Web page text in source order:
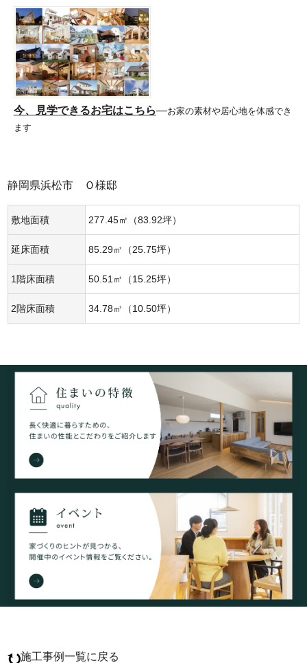
今、見学できるお宅はこちら―お家の素材や居心地を体感でき
ます
静岡県浜松市 Ｏ様邸
敷地面積 277.45㎡（83.92坪）
延床面積 85.29㎡（25.75坪）
1階床面積 50.51㎡（15.25坪）
2階床面積 34.78㎡（10.50坪）
施工事例一覧に戻る